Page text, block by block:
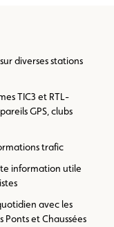
diverses stations
TIC3 et RTL-
GPS, clubs
trafic
information utile
avec les
Ponts et Chaussées